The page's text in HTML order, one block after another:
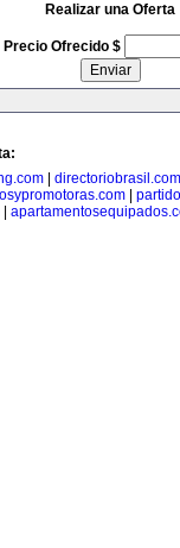
Realizar una Oferta
Precio Ofrecido $
| directoriobrasil.com